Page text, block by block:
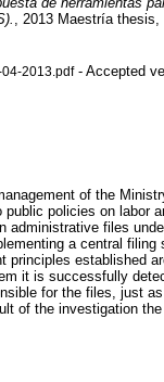
, 2013 Maestría
2013.pdf- Accepted
of the
policies on labor
administrative files
a central
principles established
it is successfully
for the files, just
of the investigation